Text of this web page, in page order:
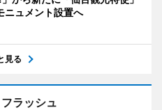
ュメント設置へ
見る
ラッシュ